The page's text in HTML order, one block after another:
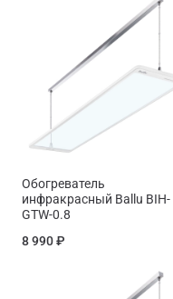
Обогреватель
инфракрасный Ballu BIH-
GTW-0.8
8 990 ₽